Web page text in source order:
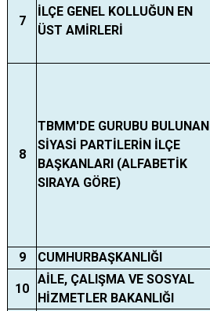
7
İLÇE GENEL KOLLUĞUN EN
ÜST AMİRLERİ
8
TBMM'DE GURUBU BULUNAN
SİYASİ PARTİLERİN İLÇE
BAŞKANLARI (ALFABETİK
SIRAYA GÖRE)
9
CUMHURBAŞKANLIĞI
10
AİLE, ÇALIŞMA VE SOSYAL
HİZMETLER BAKANLIĞI